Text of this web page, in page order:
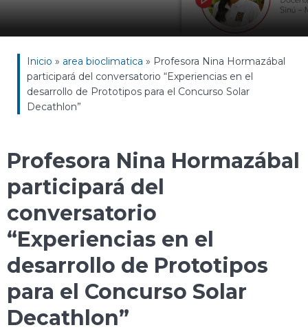
Inicio » area bioclimatica » Profesora Nina Hormazábal
participará del conversatorio “Experiencias en el
desarrollo de Prototipos para el Concurso Solar
Decathlon”
Profesora Nina Hormazábal
participará del
conversatorio
“Experiencias en el
desarrollo de Prototipos
para el Concurso Solar
Decathlon”